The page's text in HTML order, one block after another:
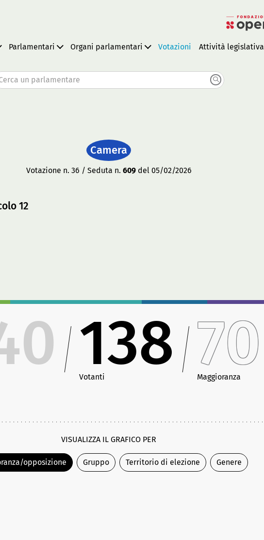
Parlamentari Organi parlamentari Votazioni Attività legislativa
un parlamentare
Camera
Votazione n. 36 / Seduta n. 609del 05/02/2026
12
138
Votanti 70
Maggioranza
VISUALIZZA IL GRAFICO PER
opposizione Gruppo Territorio di elezione Genere